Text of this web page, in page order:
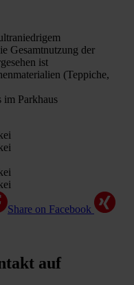
Gesamtnutzung der
ist
(Teppiche,
Parkhaus
Share on Facebook
auf